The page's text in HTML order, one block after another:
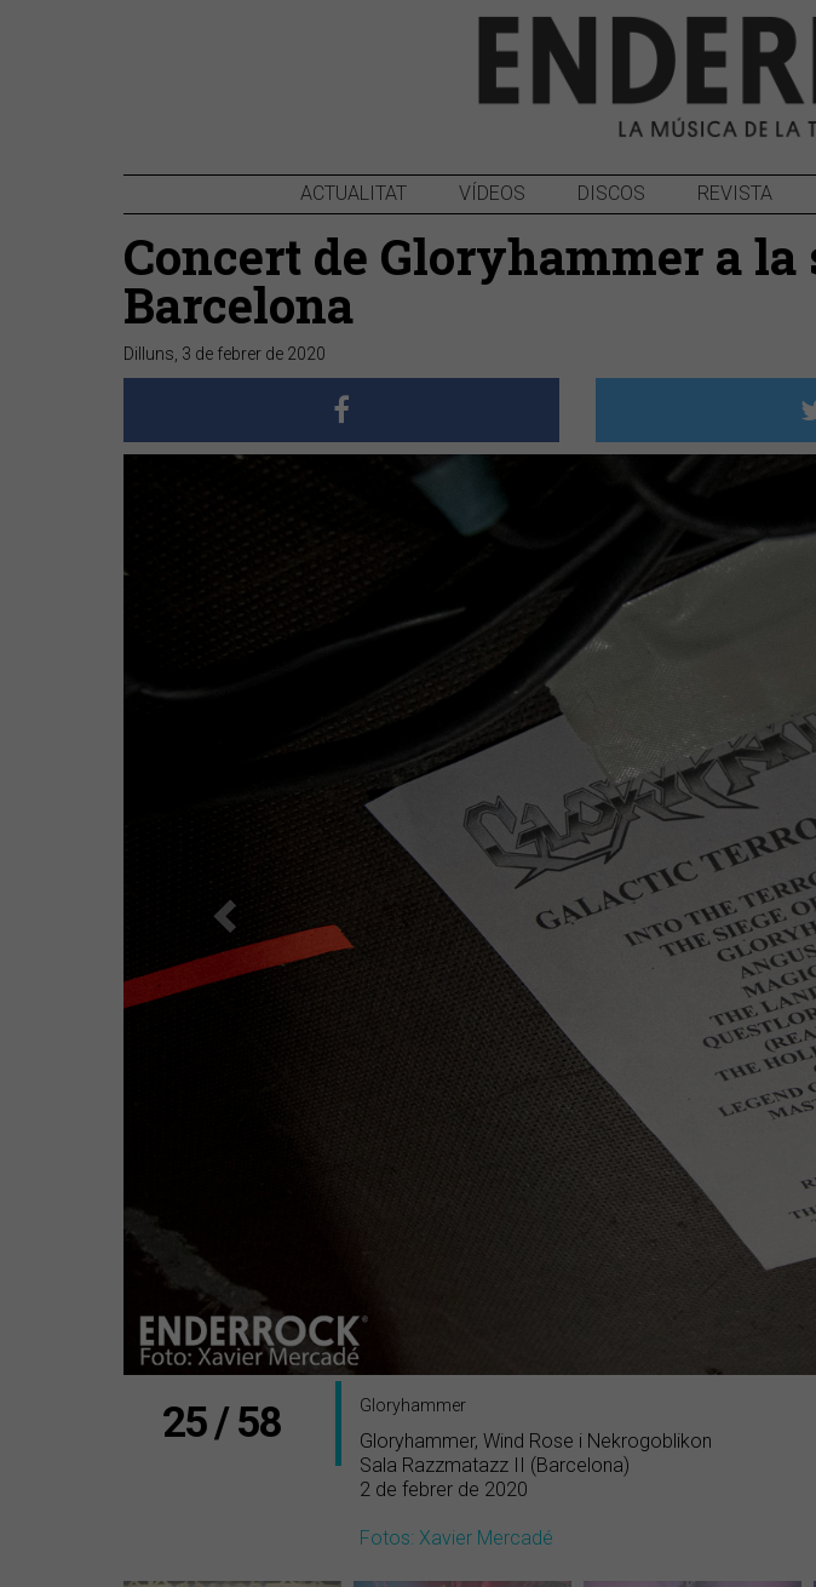
ACTUALITAT VÍDEOS DISCOS REVISTA
Concert de Gloryhammer a
Barcelona
Dilluns, 3 de febrer de 2020
Anterior
25 / 58 Gloryhammer
Gloryhammer, Wind Rose i Nekrogoblikon
Sala Razzmatazz II (Barcelona)
2 de febrer de 2020
Fotos: Xavier Mercadé